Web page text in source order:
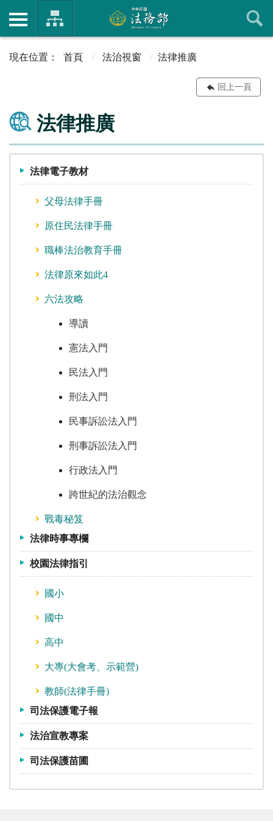
首頁 法治視窗 法律推廣
回上一頁
法律推廣
法律電子教材
父母法律手冊
原住民法律手冊
職棒法治教育手冊
法律原來如此4
六法攻略
導讀
憲法入門
民法入門
刑法入門
民事訴訟法入門
刑事訴訟法入門
行政法入門
跨世紀的法治觀念
戰毒秘笈
法律時事專欄
校園法律指引
國小
國中
高中
大專(大會考、示範營)
教師(法律手冊)
司法保護電子報
法治宣教專案
司法保護苗圃